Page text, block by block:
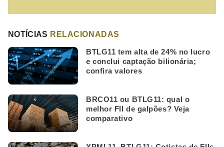
NOTÍCIAS RELACIONADAS
BTLG11 tem alta de 24% no lucro
e conclui captação bilionária;
confira valores
BRCO11 ou BTLG11: qual o
melhor FII de galpões? Veja
comparativo